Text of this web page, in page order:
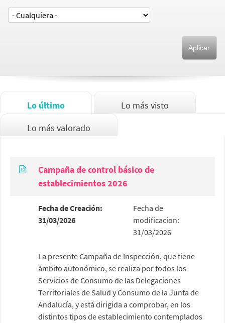
Lo último Lo más visto
Lo más valorado
Campaña de control básico de
establecimientos 2026
Fecha de Creación:
31/03/2026
Fecha de
modificacion:
31/03/2026
La presente Campaña de Inspección, que tiene
ámbito autonómico, se realiza por todos los
Servicios de Consumo de las Delegaciones
Territoriales de Salud y Consumo de la Junta de
Andalucía, y está dirigida a comprobar, en los
distintos tipos de establecimiento contemplados